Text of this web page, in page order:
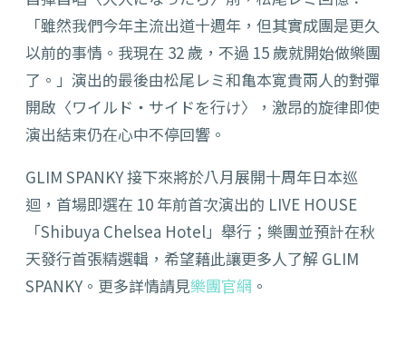
「雖然我們今年主流出道十週年，但其實成團是更久
以前的事情。我現在 32 歲，不過 15 歲就開始做樂團
了。」演出的最後由松尾レミ和亀本寛貴兩人的對彈
開啟〈ワイルド・サイドを行け〉，激昂的旋律即使
演出結束仍在心中不停回響。
GLIM SPANKY 接下來將於八月展開十周年日本巡
迴，首場即選在 10 年前首次演出的 LIVE HOUSE
「Shibuya Chelsea Hotel」舉行；樂團並預計在秋
天發行首張精選輯，希望藉此讓更多人了解 GLIM
SPANKY。更多詳情請見樂團官網 。